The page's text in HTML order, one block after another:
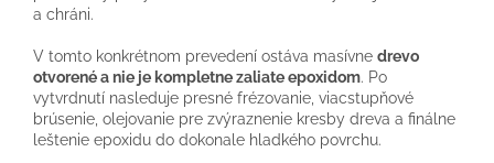
a chráni.
V tomto konkrétnom prevedení ostáva masívne drevo
otvorené a nie je kompletne zaliate epoxidom. Po
vytvrdnutí nasleduje presné frézovanie, viacstupňové
brúsenie, olejovanie pre zvýraznenie kresby dreva a finálne
leštenie epoxidu do dokonale hladkého povrchu.